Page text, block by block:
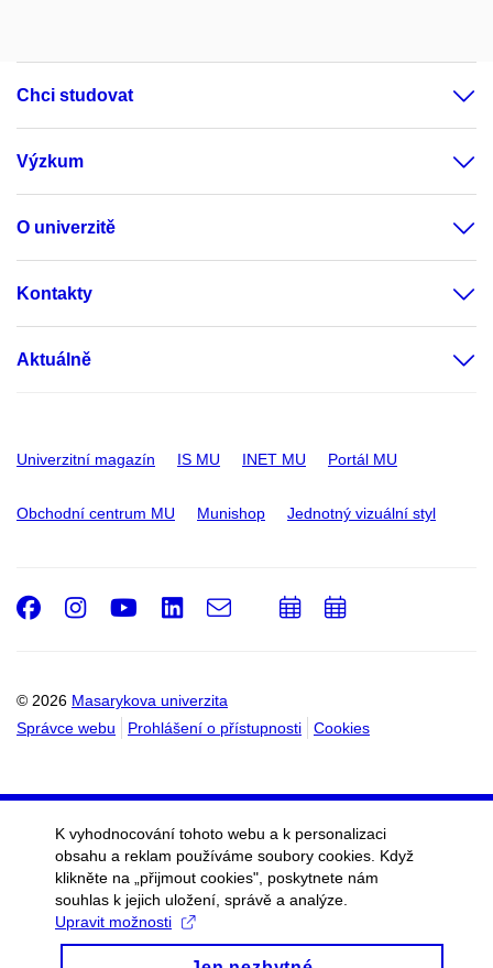
Chci studovat
Výzkum
O univerzitě
Kontakty
Aktuálně
Univerzitní magazín IS MU INET MU Portál MU
Obchodní centrum MU Munishop Jednotný vizuální styl
© 2026 Masarykova univerzita
Správce webu
Prohlášení o přístupnosti Cookies
Facebook
Instagram
Youtube
LinkedIn
e-
PřidatPřidat
K vyhodnocování tohoto webu a k personalizaci
obsahu a reklam používáme soubory cookies. Když
klikněte na „přijmout cookies", poskytnete nám
souhlas k jejich uložení, správě a analýze.
Upravit možnosti